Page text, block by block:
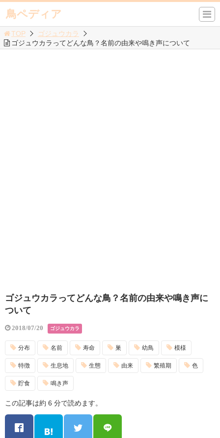
鳥ペディア
TOP
ゴジュウカラ
ゴジュウカラってどんな鳥？名前の由来や鳴き声について
ゴジュウカラってどんな鳥？名前の由来や鳴き声に
ついて
2018/07/20 ゴジュウカラ
分布 名前 寿命 巣 幼鳥 模様
特徴 生息地 生態 由来 繁殖期 色
貯食 鳴き声
この記事は約 6 分で読めます。